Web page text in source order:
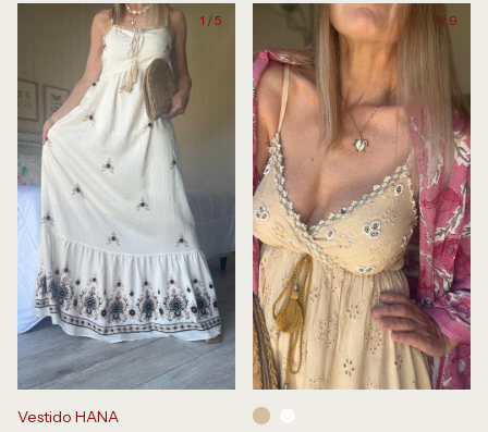
1 /5
Vestido HANA
1 / 9